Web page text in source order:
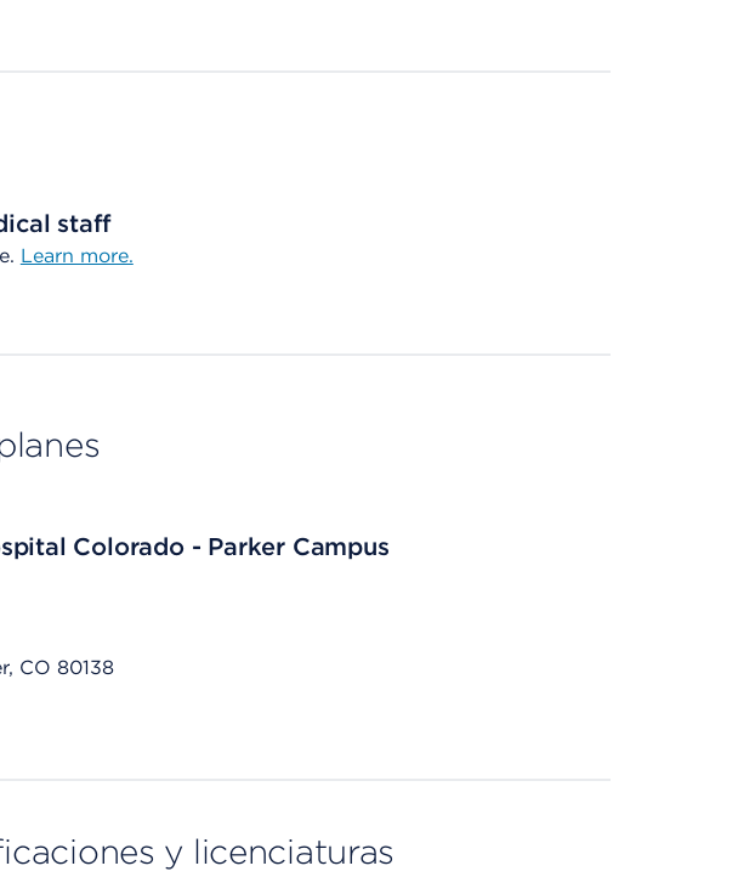
staff
Learn more.
Colorado - Parker Campus
CO 80138
mobile devices
y licenciaturas